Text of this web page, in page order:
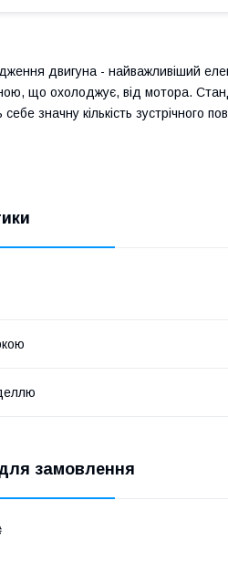
двигуна - найважливіший
що охолоджує, від мотора.
себе значну кількість
замовлення